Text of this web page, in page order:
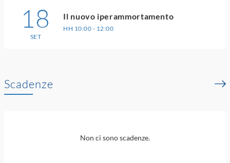
18
SET
Il nuovo iperammortamento
HH 10:00 - 12:00
Scadenze
Non ci sono scadenze.